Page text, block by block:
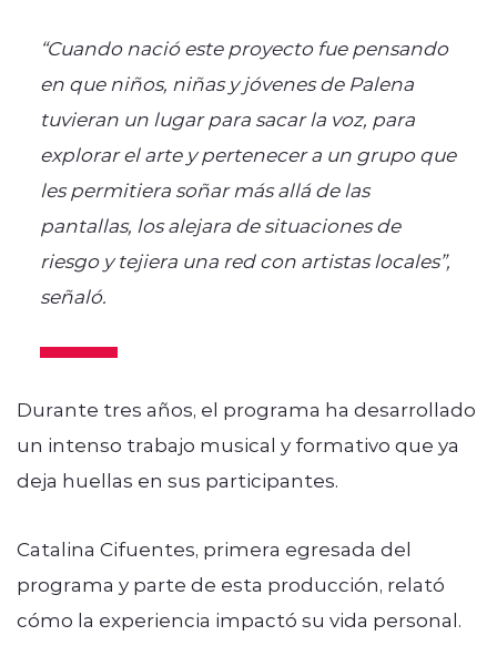
“Cuando nació este proyecto fue pensando
en que niños, niñas y jóvenes de Palena
tuvieran un lugar para sacar la voz, para
explorar el arte y pertenecer a un grupo que
les permitiera soñar más allá de las
pantallas, los alejara de situaciones de
riesgo y tejiera una red con artistas locales”,
señaló.
Durante tres años, el programa ha desarrollado
un intenso trabajo musical y formativo que ya
deja huellas en sus participantes.
Catalina Cifuentes, primera egresada del
programa y parte de esta producción, relató
cómo la experiencia impactó su vida personal.